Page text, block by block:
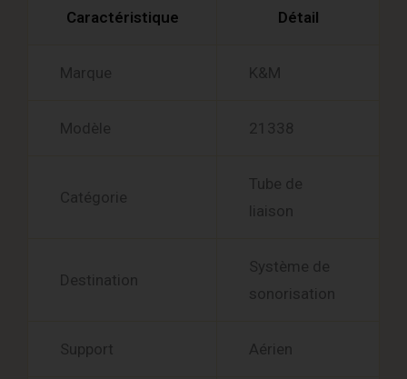
Caractéristique Détail
Marque K&M
Modèle 21338
Catégorie
Tube de
liaison
Destination
Système de
sonorisation
Support Aérien